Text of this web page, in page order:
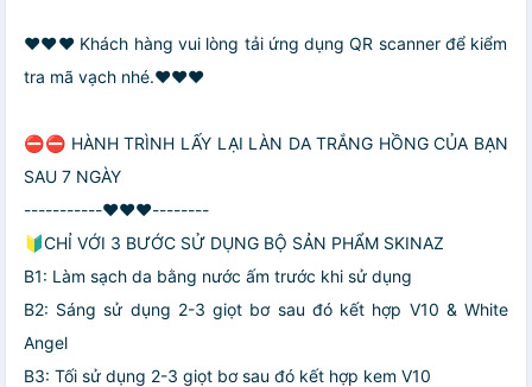
❤️❤️❤️ Khách hàng vui lòng tải ứng dụng QR scanner để kiểm
tra mã vạch nhé.❤️❤️❤️
⛔⛔ HÀNH TRÌNH LẤY LẠI LÀN DA TRẮNG HỒNG CỦA BẠN
SAU 7 NGÀY
-----------❤️❤️❤️--------
🔰CHỈ VỚI 3 BƯỚC SỬ DỤNG BỘ SẢN PHẨM SKINAZ
B1: Làm sạch da bằng nước ấm trước khi sử dụng
B2: Sáng sử dụng 2-3 giọt bơ sau đó kết hợp V10 & White
Angel
B3: Tối sử dụng 2-3 giọt bơ sau đó kết hợp kem V10